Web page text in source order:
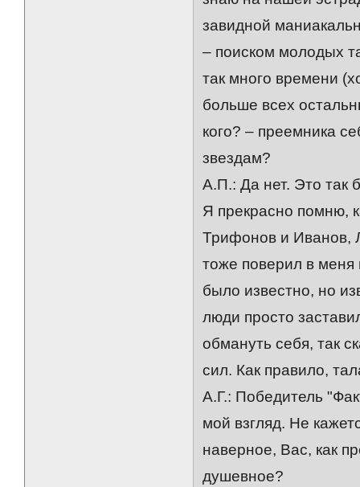
завидной
– поиском молодых
так много времени
больше всех
кого? – преемника
звездам?
А.П.: Да нет. Это так
Я прекрасно помню,
Трифонов и Иванов,
тоже поверил в
было известно, но
люди просто
обмануть себя, так
сил. Как правило,
А.Г.: Победитель
мой взгляд. Не
наверное, Вас, как
душевное?